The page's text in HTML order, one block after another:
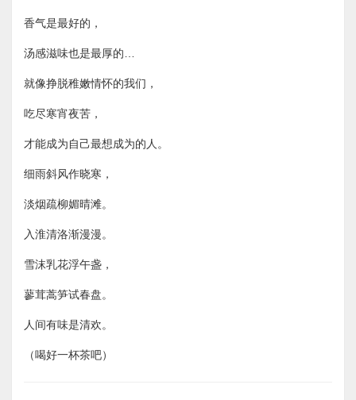
香气是最好的，
汤感滋味也是最厚的…
就像挣脱稚嫩情怀的我们，
吃尽寒宵夜苦，
才能成为自己最想成为的人。
细雨斜风作晓寒，
淡烟疏柳媚晴滩。
入淮清洛渐漫漫。
雪沫乳花浮午盏，
蓼茸蒿笋试春盘。
人间有味是清欢。
（喝好一杯茶吧）